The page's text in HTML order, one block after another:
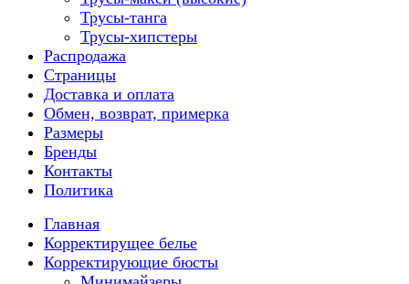
Трусы-танга
Трусы-хипстеры
Распродажа
Страницы
Доставка и оплата
Обмен, возврат, примерка
Размеры
Бренды
Контакты
Политика
Главная
Корректирущее белье
Корректирующие бюсты